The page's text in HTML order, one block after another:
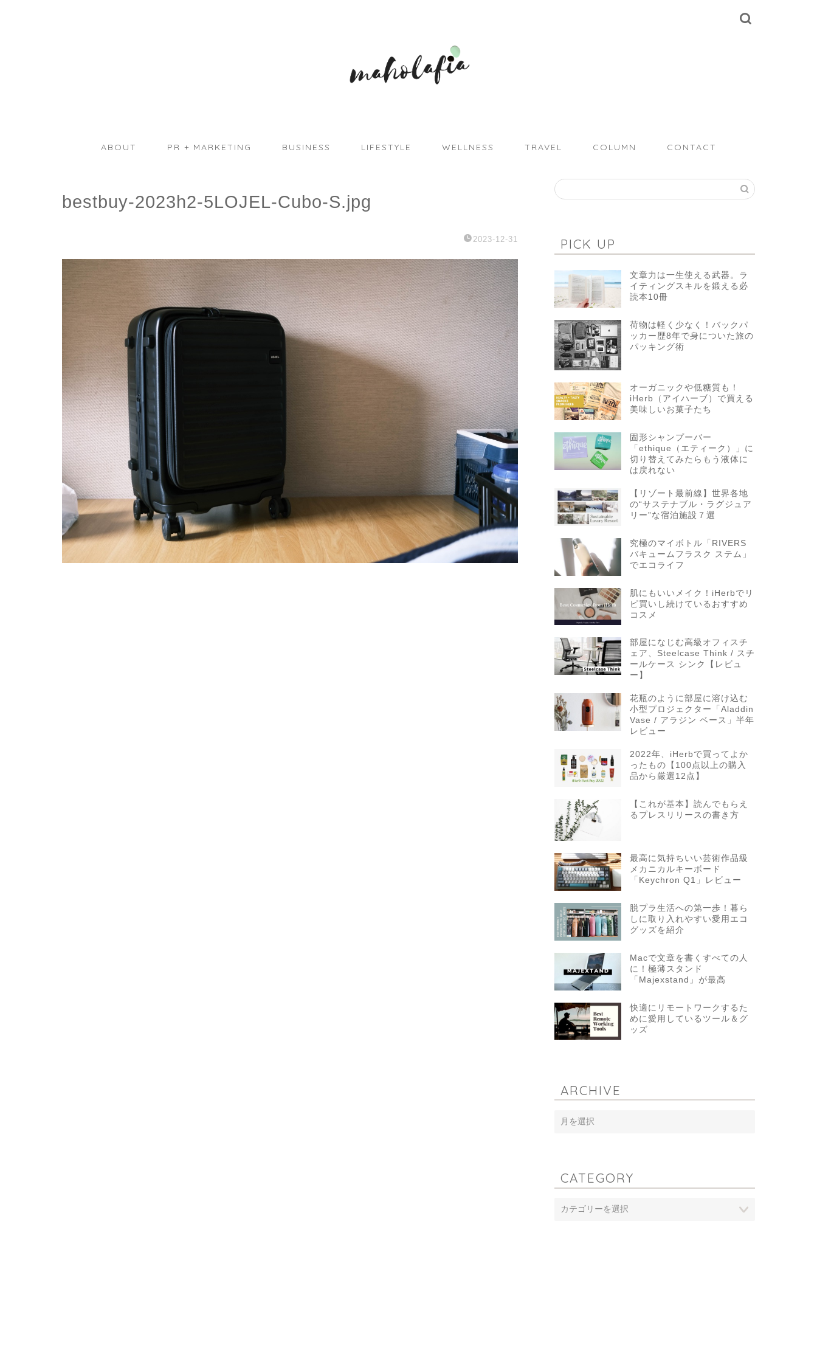
ABOUT PR + MARKETING BUSINESS LIFESTYLE WELLNESS TRAVEL COLUMN CONTACT
bestbuy-2023h2-5LOJEL-Cubo-S.jpg
2023-12-31 PICK UP
文章力は一生使える武器。ラ
イティングスキルを鍛える必
読本10冊
荷物は軽く少なく！バックパ
ッカー歴8年で身についた旅の
パッキング術
オーガニックや低糖質も！
iHerb（アイハーブ）で買える
美味しいお菓子たち
固形シャンプーバー
「ethique（エティーク）」に
切り替えてみたらもう液体に
は戻れない
【リゾート最前線】世界各地
の“サステナブル・ラグジュア
リー”な宿泊施設７選
究極のマイボトル「RIVERS
バキュームフラスク ステム」
でエコライフ
肌にもいいメイク！iHerbでリ
ピ買いし続けているおすすめ
コスメ
部屋になじむ高級オフィスチ
ェア、Steelcase Think / スチ
ールケース シンク【レビュ
ー】
花瓶のように部屋に溶け込む
小型プロジェクター「Aladdin
Vase / アラジン ベース」半年
レビュー
2022年、iHerbで買ってよか
ったもの【100点以上の購入
品から厳選12点】
【これが基本】読んでもらえ
るプレスリリースの書き方
最高に気持ちいい芸術作品級
メカニカルキーボード
「Keychron Q1」レビュー
脱プラ生活への第一歩！暮ら
しに取り入れやすい愛用エコ
グッズを紹介
Macで文章を書くすべての人
に！極薄スタンド
「Majexstand」が最高
快適にリモートワークするた
めに愛用しているツール＆グ
ッズ
ARCHIVE
CATEGORY